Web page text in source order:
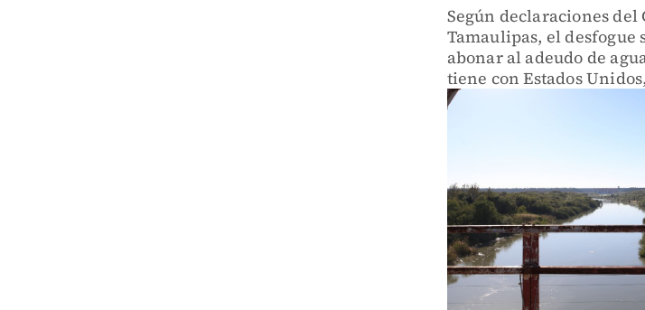
Según declaraciones del
Tamaulipas, el desfogue
abonar al adeudo de
tiene con Estados
no fue confirmado por